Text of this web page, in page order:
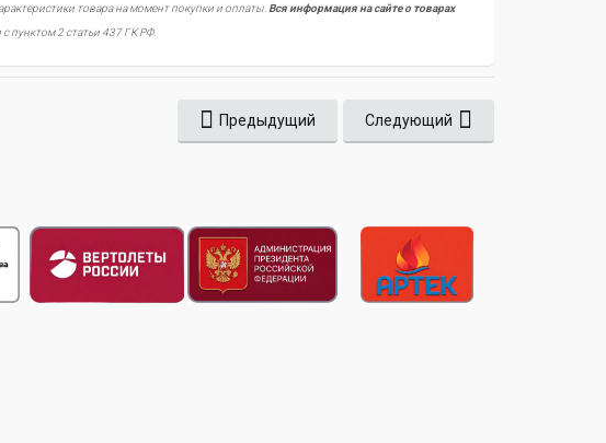
товара на момент покупки и оплаты. Вся информация на сайте о товарах
пунктом 2 статьи 437 ГК РФ.
Предыдущий Следующий